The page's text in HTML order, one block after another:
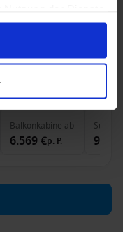
Balkonkabine ab
6.569 €p. P.
Suite